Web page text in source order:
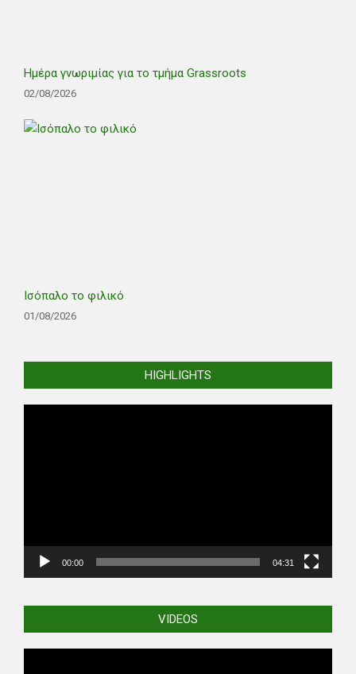
Ημέρα γνωριμίας για το τμήμα Grassroots
02/08/2026
Ισόπαλο το φιλικό
01/08/2026
HIGHLIGHTS
00:00 04:31
VIDEOS